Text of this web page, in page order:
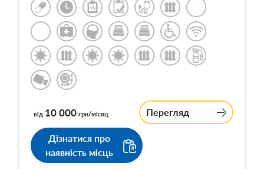
від 10 000 грн/місяц Перегляд
Дізнатися про
наявність місць